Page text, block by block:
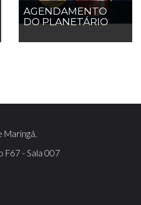
AGENDAMENTO
DO PLANETÁRIO
Maringá.
F67 - Sala 007